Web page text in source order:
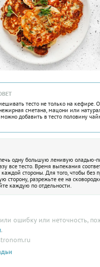
тесто не только на кефире.
сметана, мацони или
добавить в тесто половину
одну большую ленивую оладью-
все тесто. Время выпекания
стороны. Для того, чтобы без
сторону, разрежьте ее на
каждую по отдельности.
ошибку или неточность,
.